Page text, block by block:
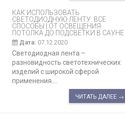
КАК ИСПОЛЬЗОВАТЬ
СВЕТОДИОДНУЮ ЛЕНТУ: ВСЕ
СПОСОБЫ | ОТ ОСВЕЩЕНИЯ
ПОТОЛКА ДО ПОДСВЕТКИ В САУНЕ
Дата: 07.12.2020
Светодиодная лента –
разновидность светотехнических
изделий с широкой сферой
применения....
ЧИТАТЬ ДАЛЕЕ →